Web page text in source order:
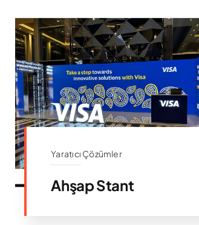
Yaratıcı Çözümler
Ahşap Stant